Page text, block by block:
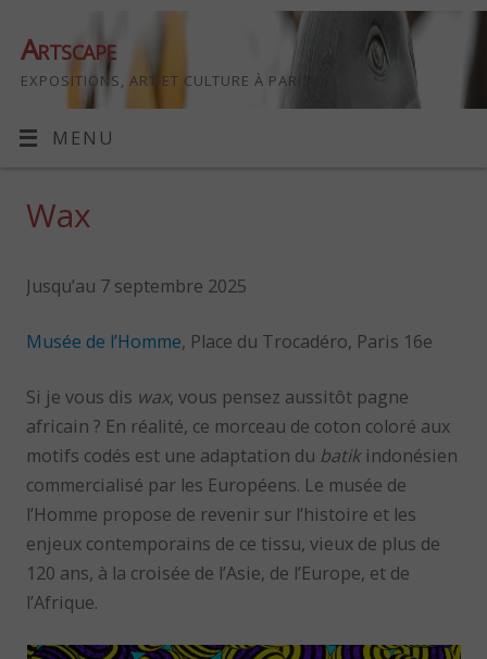
Artscape
EXPOSITIONS, ART ET CULTURE À PARIS
MENU
Wax
Jusqu’au 7 septembre 2025
Musée de l’Homme, Place du Trocadéro, Paris 16e
Si je vous dis wax, vous pensez aussitôt pagne
africain ? En réalité, ce morceau de coton coloré aux
motifs codés est une adaptation du batikindonésien
commercialisé par les Européens. Le musée de
l’Homme propose de revenir sur l’histoire et les
enjeux contemporains de ce tissu, vieux de plus de
120 ans, à la croisée de l’Asie, de l’Europe, et de
l’Afrique.